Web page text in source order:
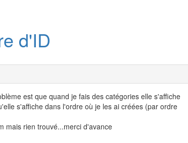
d'ID
est que quand je fais des catégories elle s'affiche
s'affiche dans l'ordre où je les ai créées (par ordre
mais rien trouvé...merci d'avance